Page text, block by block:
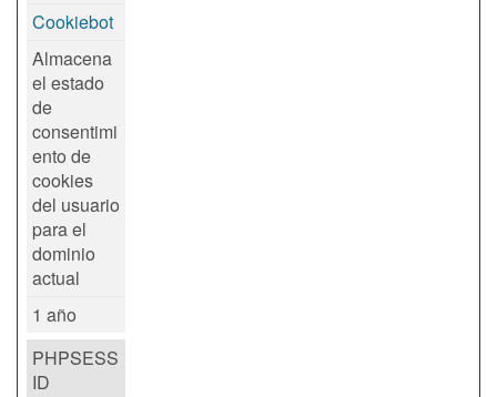
Cookiebot
Almacena
el estado
de
consentimi
ento de
cookies
del usuario
para el
dominio
actual
1 año
PHPSESS
ID